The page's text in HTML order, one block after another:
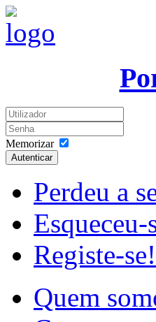
Memorizar
Autenticar
Perdeu a
Registe-se!
Quem